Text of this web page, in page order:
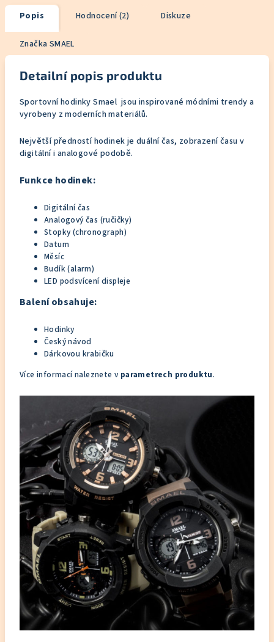
Popis Hodnocení (2) Diskuze
Značka SMAEL
Detailní popis produktu
Sportovní hodinky Smael jsou inspirované módními trendy a
vyrobeny z moderních materiálů.
Největší předností hodinek je duální čas, zobrazení času v
digitální i analogové podobě.
Funkce hodinek:
Digitální čas
Analogový čas (ručičky)
Stopky (chronograph)
Datum
Měsíc
Budík (alarm)
LED podsvícení displeje
Balení obsahuje:
Hodinky
Český návod
Dárkovou krabičku
Více informací naleznete v parametrech produktu.